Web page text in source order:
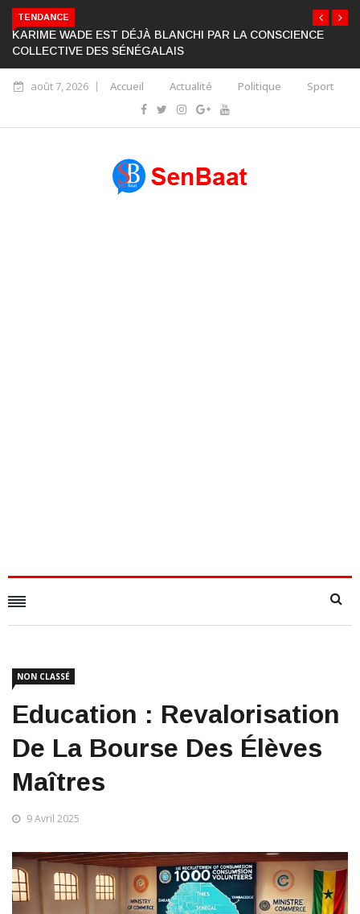
TENDANCE
KARIME WADE EST DÉJÀ BLANCHI PAR LA CONSCIENCE
COLLECTIVE DES SÉNÉGALAIS
août 7, 2026 Accueil Actualité Politique Sport
NON CLASSÉ
Education : Revalorisation
De La Bourse Des Élèves
Maîtres
9 Avril 2025